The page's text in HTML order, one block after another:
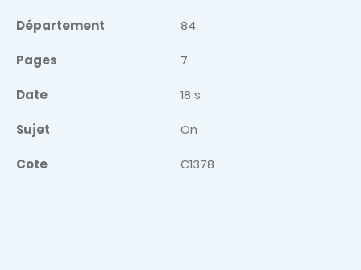
Département 84
Pages 7
Date 18 s
Sujet On
Cote C1378